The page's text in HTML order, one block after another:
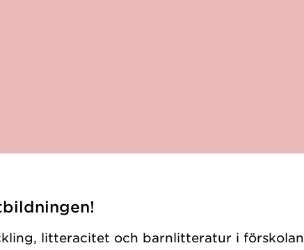
litteracitet och barnlitteratur i förskolan